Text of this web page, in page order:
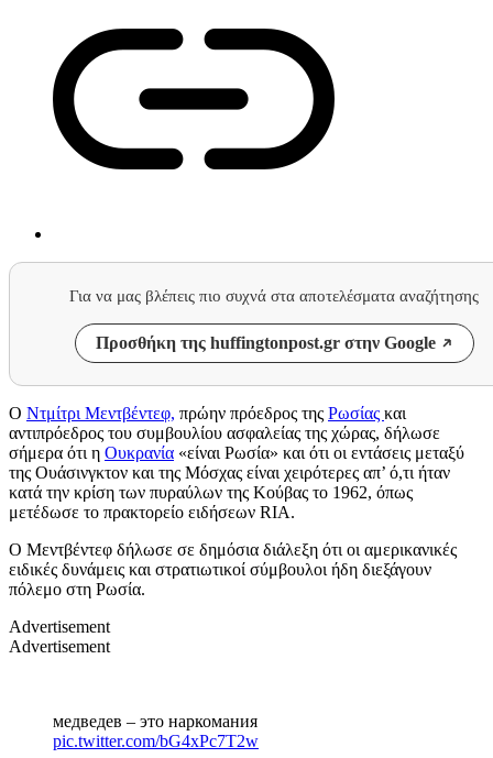
Για να μας βλέπεις πιο συχνά στα αποτελέσματα αναζήτησης
Προσθήκη της huffingtonpost.gr στην Google
Ο Ντμίτρι Μεντβέντεφ, πρώην πρόεδρος της Ρωσίας και
αντιπρόεδρος του συμβουλίου ασφαλείας της χώρας, δήλωσε
σήμερα ότι η Ουκρανία «είναι Ρωσία» και ότι οι εντάσεις μεταξύ
της Ουάσινγκτον και της Μόσχας είναι χειρότερες απ’ ό,τι ήταν
κατά την κρίση των πυραύλων της Κούβας το 1962, όπως
μετέδωσε το πρακτορείο ειδήσεων RIA.
Ο Μεντβέντεφ δήλωσε σε δημόσια διάλεξη ότι οι αμερικανικές
ειδικές δυνάμεις και στρατιωτικοί σύμβουλοι ήδη διεξάγουν
πόλεμο στη Ρωσία.
Advertisement
Advertisement
медведев – это наркомания
pic.twitter.com/bG4xPc7T2w